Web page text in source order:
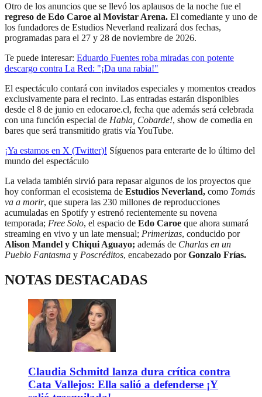
Otro de los anuncios que se llevó los aplausos de la noche fue el
regreso de Edo Caroe al Movistar Arena. El comediante y uno de
los fundadores de Estudios Neverland realizará dos fechas,
programadas para el 27 y 28 de noviembre de 2026.
Te puede interesar: Eduardo Fuentes roba miradas con potente
descargo contra La Red: "¡Da una rabia!"
El espectáculo contará con invitados especiales y momentos creados
exclusivamente para el recinto. Las entradas estarán disponibles
desde el 8 de junio en edocaroe.cl, fecha que además será celebrada
con una función especial de Habla, Cobarde!, show de comedia en
bares que será transmitido gratis vía YouTube.
¡Ya estamos en X (Twitter)! Síguenos para enterarte de lo último del
mundo del espectáculo
La velada también sirvió para repasar algunos de los proyectos que
hoy conforman el ecosistema de Estudios Neverland, como Tomás
va a morir, que supera las 230 millones de reproducciones
acumuladas en Spotify y estrenó recientemente su novena
temporada; Free Solo, el espacio de Edo Caroe que ahora sumará
streaming en vivo y un late mensual; Primerizas, conducido por
Alison Mandel y Chiqui Aguayo; además de Charlas en un
Pueblo Fantasma y Poscréditos, encabezado porGonzalo Frías.
NOTAS DESTACADAS
Claudia Schmitd lanza dura crítica contra
Cata Vallejos: Ella salió a defenderse ¡Y